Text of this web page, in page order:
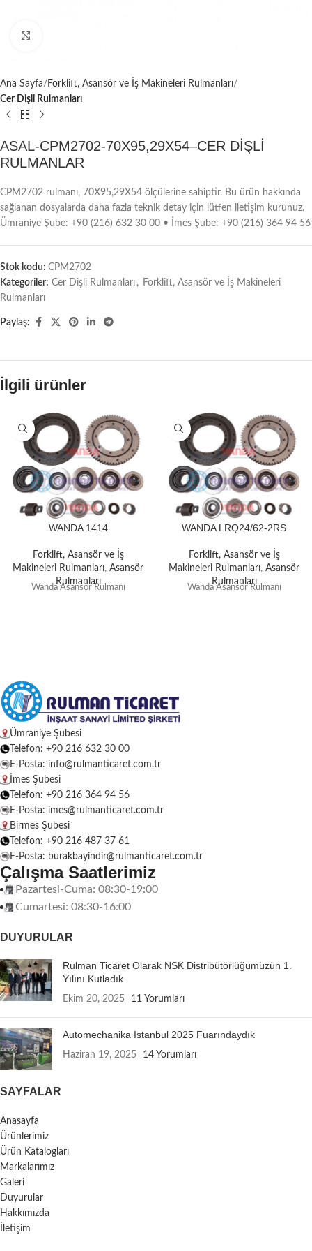
Ana Sayfa
Forklift, Asansör ve İş Makineleri Rulmanları
Cer Dişli Rulmanları
ASAL-CPM2702-70X95,29X54–CER DİŞLİ
RULMANLAR
CPM2702 rulmanı, 70X95,29X54 ölçülerine sahiptir. Bu ürün hakkında
sağlanan dosyalarda daha fazla teknik detay için lütfen iletişim kurunuz.
Ümraniye Şube: +90 (216) 632 30 00 • İmes Şube: +90 (216) 364 94 56
Stok kodu: CPM2702
Kategoriler: Cer Dişli Rulmanları , Forklift, Asansör ve İş Makineleri
Rulmanları
Paylaş:
İlgili ürünler
WANDA 1414
Forklift, Asansör ve İş
Makineleri Rulmanları, Asansör
Rulmanları
Wanda Asansör Rulmanı
WANDA LRQ24/62-2RS
Forklift, Asansör ve İş
Makineleri Rulmanları, Asansör
Rulmanları
Wanda Asansör Rulmanı
Ümraniye Şubesi
Telefon: +90 216 632 30 00
E-Posta: info@rulmanticaret.com.tr
İmes Şubesi
Telefon: +90 216 364 94 56
E-Posta: imes@rulmanticaret.com.tr
Birmes Şubesi
Telefon: +90 216 487 37 61
E-Posta: burakbayindir@rulmanticaret.com.tr
Çalışma Saatlerimiz
Pazartesi-Cuma: 08:30-19:00
Cumartesi: 08:30-16:00
DUYURULAR
Rulman Ticaret Olarak NSK Distribütörlüğümüzün 1.
Yılını Kutladık
Ekim 20, 2025 11 Yorumları
Automechanika Istanbul 2025 Fuarındaydık
Haziran 19, 2025 14 Yorumları
SAYFALAR
Anasayfa
Ürünlerimiz
Ürün Katalogları
Markalarımız
Galeri
Duyurular
Hakkımızda
İletişim